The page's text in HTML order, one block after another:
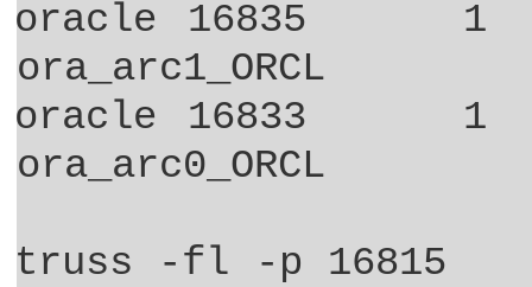
oracle 16835
1
ora_arc1_ORCL
oracle 16833
1
ora_arc0_ORCL
truss -fl -p 16815